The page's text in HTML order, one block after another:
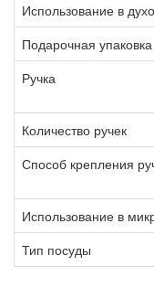
Использование в
Подарочная упаковка
Ручка
Количество ручек
Способ крепления
Использование в
Тип посуды